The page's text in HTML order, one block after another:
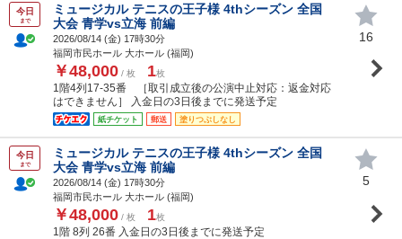
今日
まで
ミュージカル テニスの王子様 4thシーズン 全国
大会 青学vs立海 前編
2026/08/14 (金) 17時30分
福岡市民ホール 大ホール (福岡)
￥48,000 / 枚 1枚
1階4列17-35番 ［取引成立後の公演中止対応：返金対応
はできません］ 入金日の3日後までに発送予定
紙チケット 郵送 塗りつぶしなし
16
今日
まで
ミュージカル テニスの王子様 4thシーズン 全国
大会 青学vs立海 前編
2026/08/14 (金) 17時30分
福岡市民ホール 大ホール (福岡)
￥48,000 / 枚 1枚
1階 8列 26番 入金日の3日後までに発送予定
5